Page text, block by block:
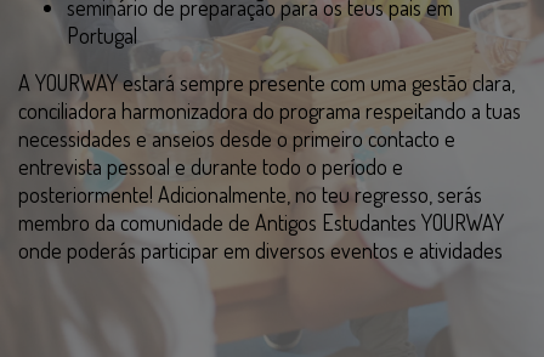
seminário de preparação para os teus pais em
Portugal
A YOURWAY estará sempre presente com uma gestão clara,
conciliadora harmonizadora do programa respeitando a tuas
necessidades e anseios desde o primeiro contacto e
entrevista pessoal e durante todo o período e
posteriormente! Adicionalmente, no teu regresso, serás
membro da comunidade de Antigos Estudantes YOURWAY
onde poderás participar em diversos eventos e atividades